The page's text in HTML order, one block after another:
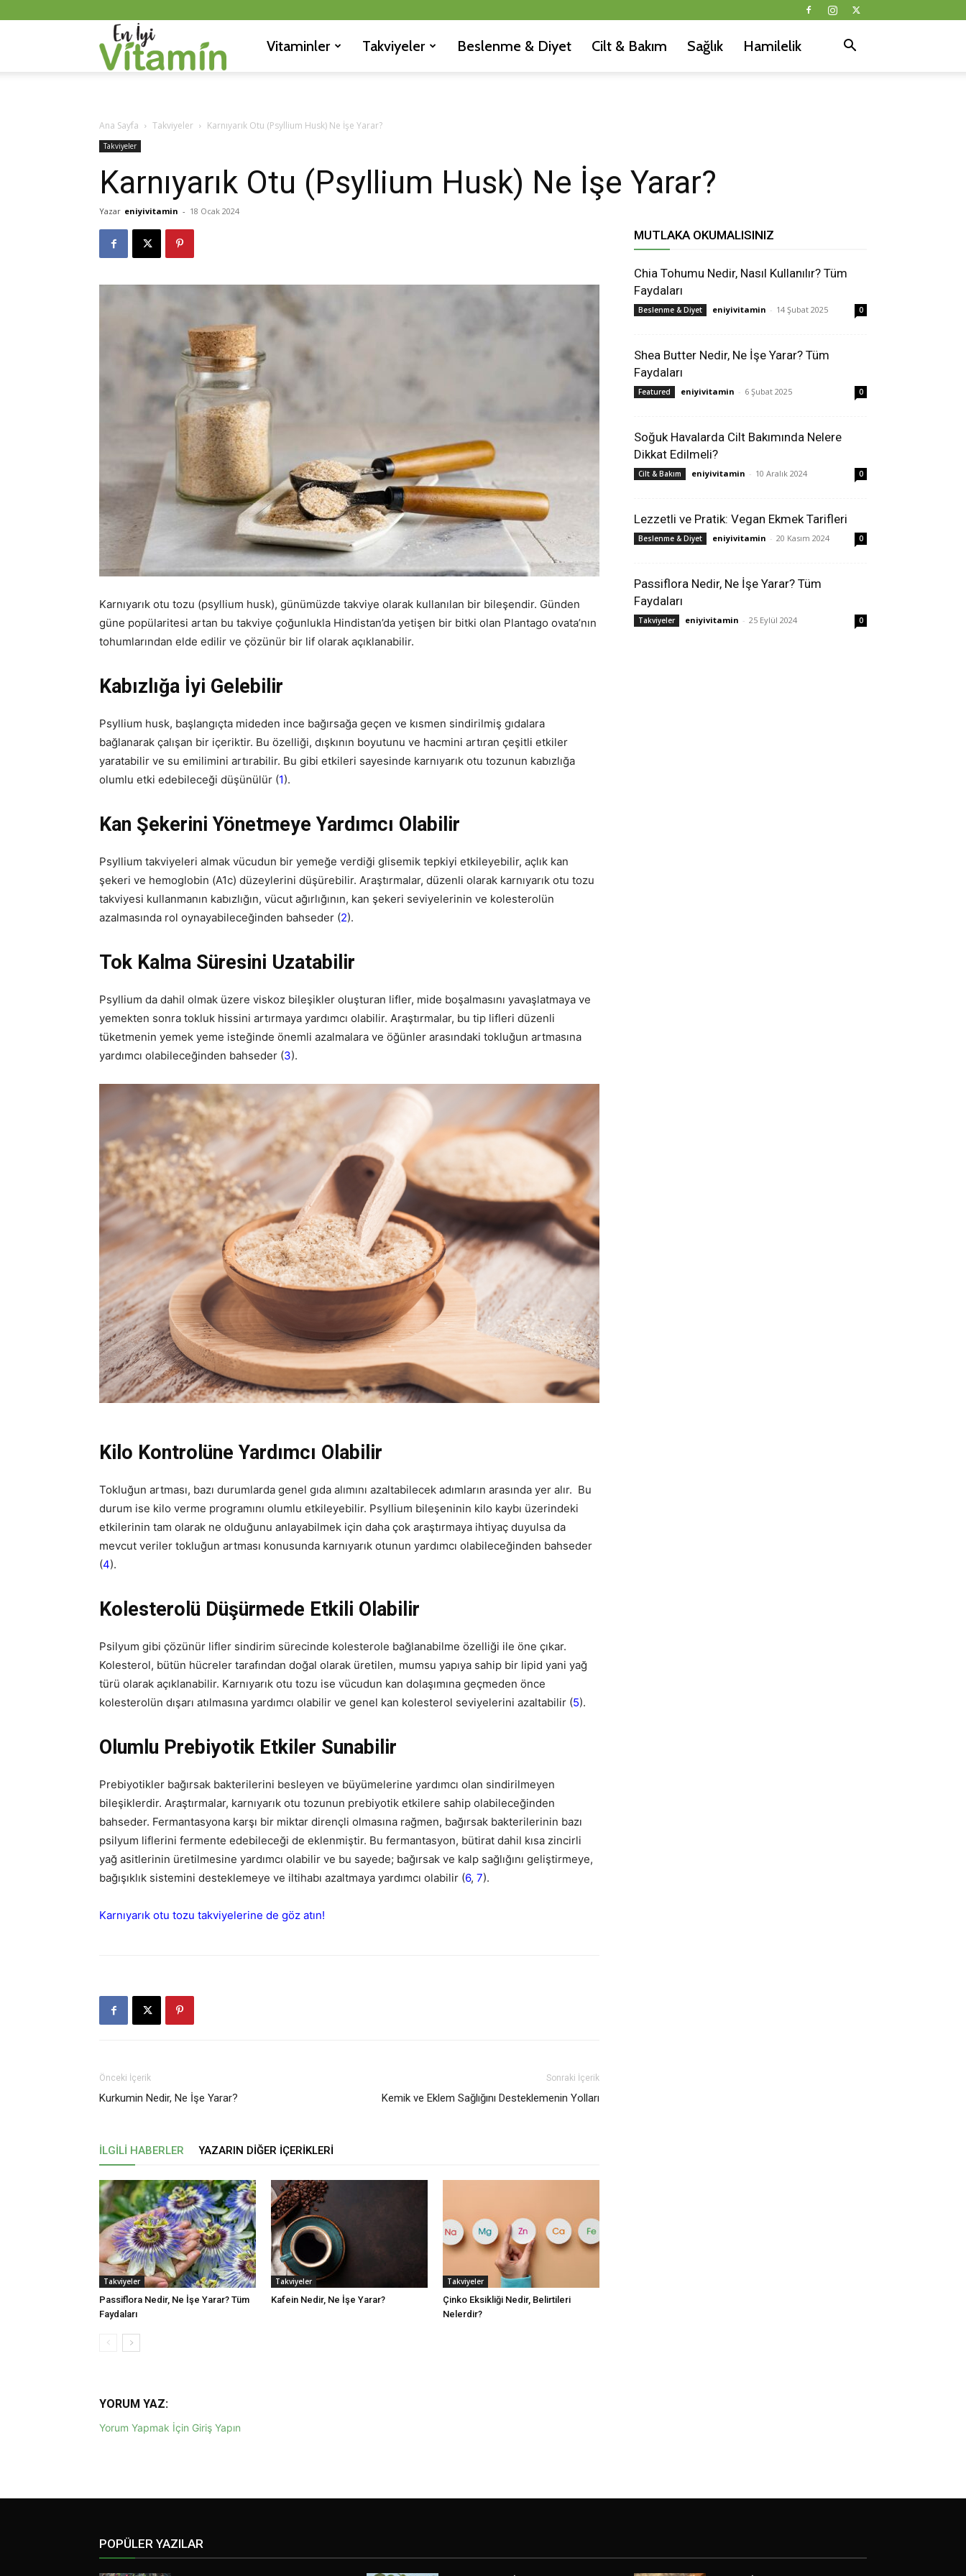
Vitaminler Takviyeler Beslenme & Diyet Cilt & Bakım Sağlık Hamilelik
Ana Sayfa Takviyeler Karnıyarık Otu (Psyllium Husk) Ne İşe Yarar?
Takviyeler
Karnıyarık Otu (Psyllium Husk) Ne İşe Yarar?
Yazar eniyivitamin - 18 Ocak 2024
Karnıyarık otu tozu (psyllium husk), günümüzde takviye olarak kullanılan bir bileşendir. Günden
güne popülaritesi artan bu takviye çoğunlukla Hindistan’da yetişen bir bitki olan Plantago ovata’nın
tohumlarından elde edilir ve çözünür bir lif olarak açıklanabilir.
Kabızlığa İyi Gelebilir
Psyllium husk, başlangıçta mideden ince bağırsağa geçen ve kısmen sindirilmiş gıdalara
bağlanarak çalışan bir içeriktir. Bu özelliği, dışkının boyutunu ve hacmini artıran çeşitli etkiler
yaratabilir ve su emilimini artırabilir. Bu gibi etkileri sayesinde karnıyarık otu tozunun kabızlığa
olumlu etki edebileceği düşünülür (1).
Kan Şekerini Yönetmeye Yardımcı Olabilir
Psyllium takviyeleri almak vücudun bir yemeğe verdiği glisemik tepkiyi etkileyebilir, açlık kan
şekeri ve hemoglobin (A1c) düzeylerini düşürebilir. Araştırmalar, düzenli olarak karnıyarık otu tozu
takviyesi kullanmanın kabızlığın, vücut ağırlığının, kan şekeri seviyelerinin ve kolesterolün
azalmasında rol oynayabileceğinden bahseder (2).
Tok Kalma Süresini Uzatabilir
Psyllium da dahil olmak üzere viskoz bileşikler oluşturan lifler, mide boşalmasını yavaşlatmaya ve
yemekten sonra tokluk hissini artırmaya yardımcı olabilir. Araştırmalar, bu tip lifleri düzenli
tüketmenin yemek yeme isteğinde önemli azalmalara ve öğünler arasındaki tokluğun artmasına
yardımcı olabileceğinden bahseder (3).
Kilo Kontrolüne Yardımcı Olabilir
Tokluğun artması, bazı durumlarda genel gıda alımını azaltabilecek adımların arasında yer alır. Bu
durum ise kilo verme programını olumlu etkileyebilir. Psyllium bileşeninin kilo kaybı üzerindeki
etkilerinin tam olarak ne olduğunu anlayabilmek için daha çok araştırmaya ihtiyaç duyulsa da
mevcut veriler tokluğun artması konusunda karnıyarık otunun yardımcı olabileceğinden bahseder
(4).
Kolesterolü Düşürmede Etkili Olabilir
Psilyum gibi çözünür lifler sindirim sürecinde kolesterole bağlanabilme özelliği ile öne çıkar.
Kolesterol, bütün hücreler tarafından doğal olarak üretilen, mumsu yapıya sahip bir lipid yani yağ
türü olarak açıklanabilir. Karnıyarık otu tozu ise vücudun kan dolaşımına geçmeden önce
kolesterolün dışarı atılmasına yardımcı olabilir ve genel kan kolesterol seviyelerini azaltabilir (5).
Olumlu Prebiyotik Etkiler Sunabilir
Prebiyotikler bağırsak bakterilerini besleyen ve büyümelerine yardımcı olan sindirilmeyen
bileşiklerdir. Araştırmalar, karnıyarık otu tozunun prebiyotik etkilere sahip olabileceğinden
bahseder. Fermantasyona karşı bir miktar dirençli olmasına rağmen, bağırsak bakterilerinin bazı
psilyum liflerini fermente edebileceği de eklenmiştir. Bu fermantasyon, bütirat dahil kısa zincirli
yağ asitlerinin üretilmesine yardımcı olabilir ve bu sayede; bağırsak ve kalp sağlığını geliştirmeye,
bağışıklık sistemini desteklemeye ve iltihabı azaltmaya yardımcı olabilir (6, 7).
Karnıyarık otu tozu takviyelerine de göz atın!
Önceki İçerik
Kurkumin Nedir, Ne İşe Yarar?
Sonraki İçerik
Kemik ve Eklem Sağlığını Desteklemenin Yolları
İLGILI HABERLER YAZARIN DIĞER İÇERIKLERI
Takviyeler
Passiflora Nedir, Ne İşe Yarar? Tüm
Faydaları
Takviyeler
Kafein Nedir, Ne İşe Yarar?
Takviyeler
Çinko Eksikliği Nedir, Belirtileri
Nelerdir?
YORUM YAZ:
Yorum Yapmak İçin Giriş Yapın
MUTLAKA OKUMALISINIZ
Chia Tohumu Nedir, Nasıl Kullanılır? Tüm
Faydaları
Beslenme & Diyet eniyivitamin - 14 Şubat 2025 0
Shea Butter Nedir, Ne İşe Yarar? Tüm
Faydaları
Featured eniyivitamin - 6 Şubat 2025 0
Soğuk Havalarda Cilt Bakımında Nelere
Dikkat Edilmeli?
Cilt & Bakım eniyivitamin - 10 Aralık 2024 0
Lezzetli ve Pratik: Vegan Ekmek Tarifleri
Beslenme & Diyet eniyivitamin - 20 Kasım 2024 0
Passiflora Nedir, Ne İşe Yarar? Tüm
Faydaları
Takviyeler eniyivitamin - 25 Eylül 2024 0
POPÜLER YAZILAR